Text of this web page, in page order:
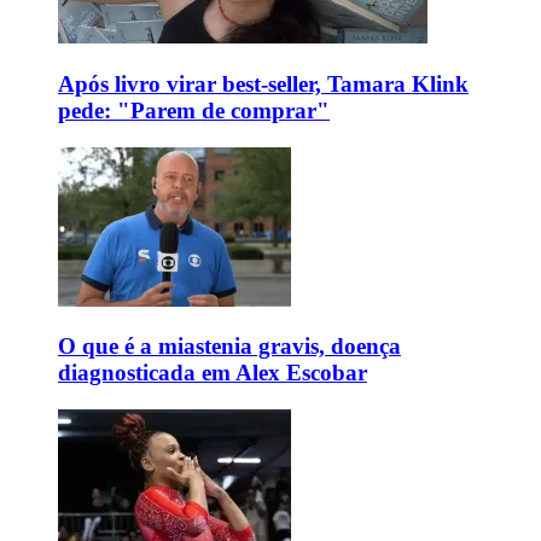
Após livro virar best-seller, Tamara Klink
pede: "Parem de comprar"
O que é a miastenia gravis, doença
diagnosticada em Alex Escobar